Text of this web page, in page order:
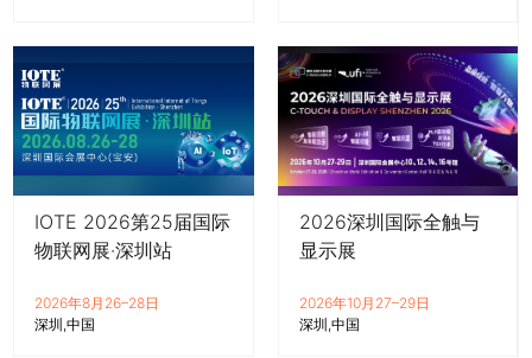
IOTE 2026第25届国际
物联网展·深圳站
2026年8月26–28日
深圳 中国
2026深圳国际全触与
显示展
2026年10月27–29日
深圳 中国